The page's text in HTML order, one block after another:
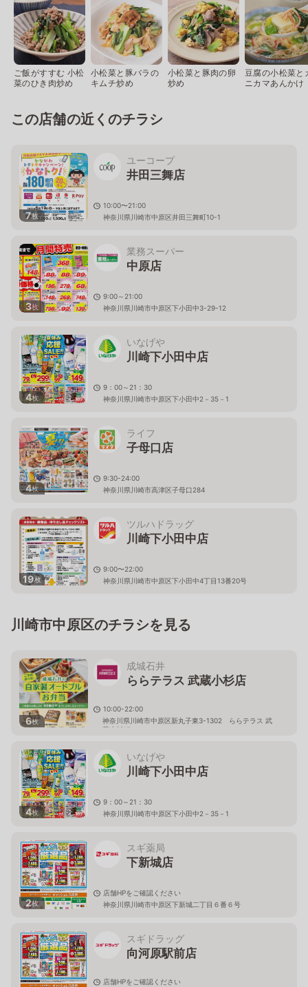
ご飯がすすむ 小松
菜のひき肉炒め
小松菜と豚バラの
キムチ炒め
小松菜と豚肉の卵
炒め
豆腐の小松菜と
ニカマあんかけ
この店舗の近くのチラシ
7枚
ユーコープ
井田三舞店
10:00〜21:00
神奈川県川崎市中原区井田三舞町10-1
3枚
業務スーパー
中原店
9:00～21:00
神奈川県川崎市中原区下小田中3-29-12
4枚
いなげや
川崎下小田中店
9：00～21：30
神奈川県川崎市中原区下小田中2－35－1
4枚
ライフ
子母口店
9:30-24:00
神奈川県川崎市高津区子母口284
19枚
ツルハドラッグ
川崎下小田中店
9:00〜22:00
神奈川県川崎市中原区下小田中4丁目13番20号
川崎市中原区のチラシを見る
6枚
成城石井
ららテラス 武蔵小杉店
10:00-22:00
神奈川県川崎市中原区新丸子東3-1302 ららテラス 武
蔵小杉1F
4枚
いなげや
川崎下小田中店
9：00～21：30
神奈川県川崎市中原区下小田中2－35－1
2枚
スギ薬局
下新城店
店舗HPをご確認ください
神奈川県川崎市中原区下新城二丁目６番６号
スギドラッグ
向河原駅前店
店舗HPをご確認ください